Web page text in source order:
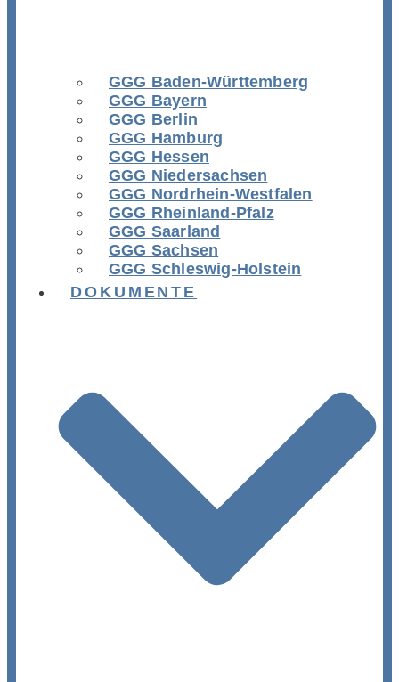
GGG Baden-Württemberg
GGG Bayern
GGG Berlin
GGG Hamburg
GGG Hessen
GGG Niedersachsen
GGG Nordrhein-Westfalen
GGG Rheinland-Pfalz
GGG Saarland
GGG Sachsen
GGG Schleswig-Holstein
DOKUMENTE